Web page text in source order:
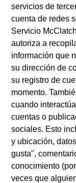
servicios de
cuenta de redes
Servicio
autoriza a
información que
su dirección de
su registro de
momento.
cuando
cuentas o
sociales. Esto
y ubicación,
gusta",
conocimiento
veces que